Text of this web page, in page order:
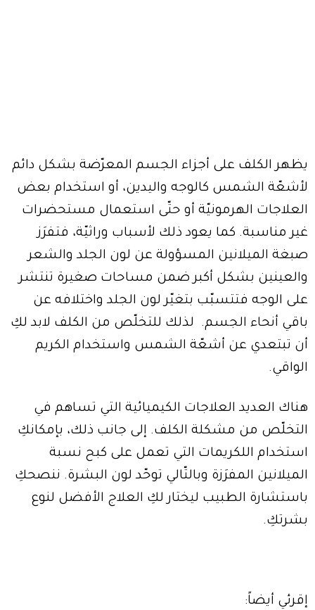
يظهر الكلف على أجزاء الجسم المعرّضة بشكل دائم
لأشعّة الشمس كالوجه واليدين، أو استخدام بعض
العلاجات الهرمونيّة أو حتّى استعمال مستحضرات
غير مناسبة. كما يعود ذلك لأسباب وراثيّة، فتفرَز
صبغة الميلانين المسؤولة عن لون الجلد والشعر
والعينين بشكل أكبر ضمن مساحات صغيرة تنتشر
على الوجه فتتسبّب بتغيّر لون الجلد واختلافه عن
باقي أنحاء الجسم. لذلك للتخلّص من الكلف لابد لكِ
أن تبتعدي عن أشعّة الشمس واستخدام الكريم
الواقي.
هناك العديد العلاجات الكيميائية التي تساهم في
التخلّص من مشكلة الكلف. إلى جانب ذلك، بإمكانكِ
استخدام اللكريمات التي تعمل على كبح نسبة
الميلانين المفرَزة وبالتّالي توحّد لون البشرة. ننصحكِ
باستشارة الطبيب ليختار لكِ العلاج الأفضل لنوع
بشرتكِ.
إقرئي أيضاً: